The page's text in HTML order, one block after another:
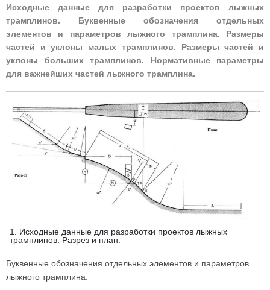
Исходные данные для разработки проектов лыжных
трамплинов. Буквенные обозначения отдельных
элементов и параметров лыжного трамплина. Размеры
частей и уклоны малых трамплинов. Размеры частей и
уклоны больших трамплинов. Нормативные параметры
для важнейших частей лыжного трамплина.
1. Исходные данные для разработки проектов лыжных
трамплинов. Разрез и план.
Буквенные обозначения отдельных элементов и параметров
лыжного трамплина: